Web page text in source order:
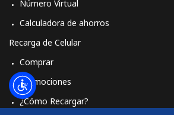
Número Virtual
Calculadora de ahorros
Recarga de Celular
Comprar
Promociones
¿Cómo Recargar?